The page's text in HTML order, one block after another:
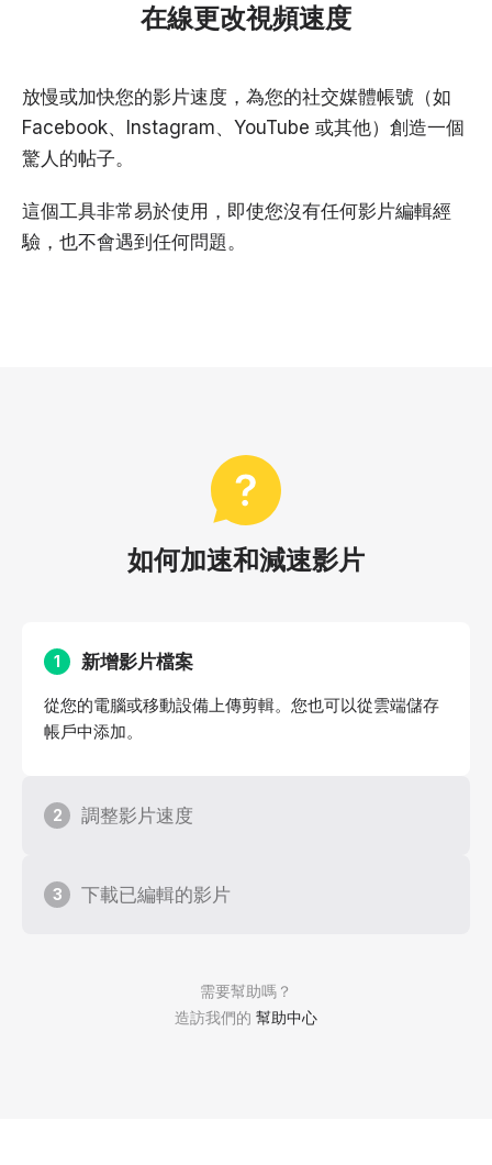
在線更改視頻速度
放慢或加快您的影片速度，為您的社交媒體帳號（如
Facebook、Instagram、YouTube 或其他）創造一個
驚人的帖子。
這個工具非常易於使用，即使您沒有任何影片編輯經
驗，也不會遇到任何問題。
如何加速和減速影片
需要幫助嗎？
造訪我們的 幫助中心
1 新增影片檔案
從您的電腦或移動設備上傳剪輯。您也可以從雲端儲存
帳戶中添加。
2 調整影片速度
3 下載已編輯的影片